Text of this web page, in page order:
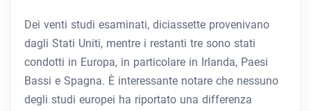
Dei venti studi esaminati, diciassette provenivano
dagli Stati Uniti, mentre i restanti tre sono stati
condotti in Europa, in particolare in Irlanda, Paesi
Bassi e Spagna. È interessante notare che nessuno
degli studi europei ha riportato una differenza